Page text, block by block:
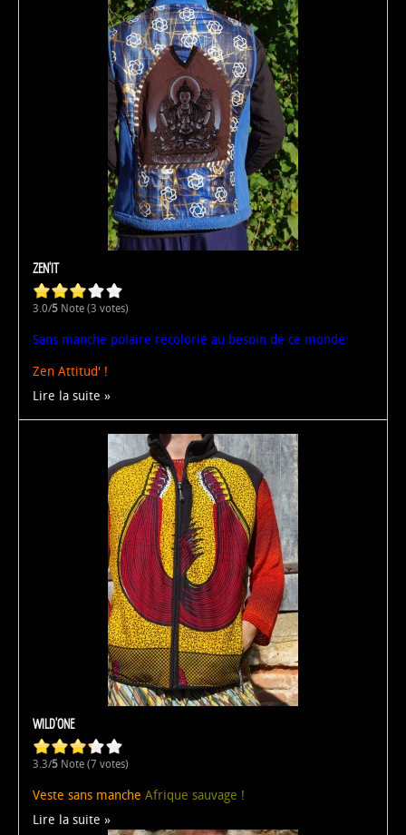
ZEN'IT
3.0/5 Note (3 votes)
Sans manche polaire recolorié au besoin de ce monde:
Zen Attitud' !
Lire la suite
WILD'ONE
3.3/5 Note (7 votes)
Veste sans manche Afrique sauvage !
Lire la suite